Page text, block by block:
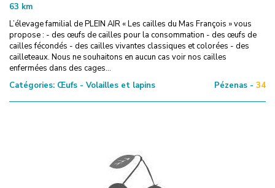
63 km
L’élevage familial de PLEIN AIR « Les cailles du Mas François » vous
propose : - des œufs de cailles pour la consommation - des œufs de
cailles fécondés - des cailles vivantes classiques et colorées - des
cailleteaux. Nous ne souhaitons en aucun cas voir nos cailles
enfermées dans des cages...
Catégories: Œufs - Volailles et lapins Pézenas - 34